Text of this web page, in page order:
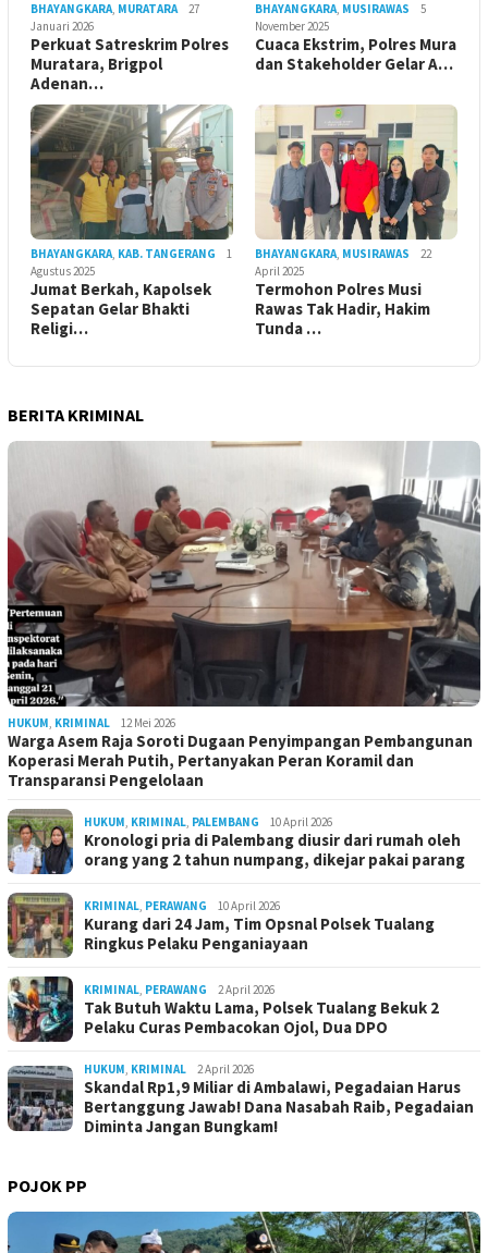
BHAYANGKARA, MURATARA
27
Januari 2026
Perkuat Satreskrim Polres
Muratara, Brigpol
Adenan…
BHAYANGKARA, MUSIRAWAS
5
November 2025
Cuaca Ekstrim, Polres Mura
dan Stakeholder Gelar A…
BHAYANGKARA, KAB. TANGERANG
1
Agustus 2025
Jumat Berkah, Kapolsek
Sepatan Gelar Bhakti
Religi…
BHAYANGKARA, MUSIRAWAS
22
April 2025
Termohon Polres Musi
Rawas Tak Hadir, Hakim
Tunda …
BERITA KRIMINAL
HUKUM, KRIMINAL 12 Mei 2026
Warga Asem Raja Soroti Dugaan Penyimpangan Pembangunan
Koperasi Merah Putih, Pertanyakan Peran Koramil dan
Transparansi Pengelolaan
HUKUM, KRIMINAL, PALEMBANG 10 April 2026
Kronologi pria di Palembang diusir dari rumah oleh
orang yang 2 tahun numpang, dikejar pakai parang
KRIMINAL, PERAWANG 10 April 2026
Kurang dari 24 Jam, Tim Opsnal Polsek Tualang
Ringkus Pelaku Penganiayaan
KRIMINAL, PERAWANG 2 April 2026
Tak Butuh Waktu Lama, Polsek Tualang Bekuk 2
Pelaku Curas Pembacokan Ojol, Dua DPO
HUKUM, KRIMINAL 2 April 2026
Skandal Rp1,9 Miliar di Ambalawi, Pegadaian Harus
Bertanggung Jawab! Dana Nasabah Raib, Pegadaian
Diminta Jangan Bungkam!
POJOK PP